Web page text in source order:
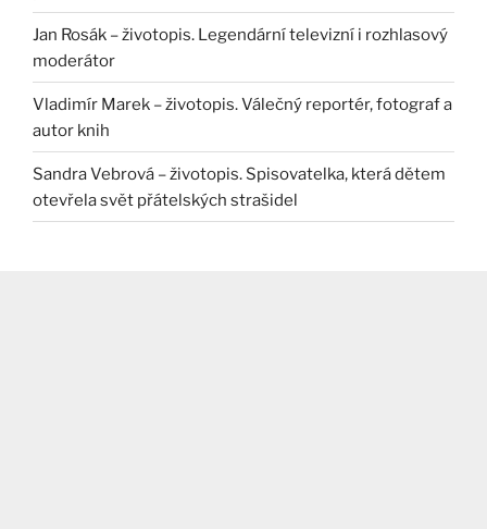
Jan Rosák – životopis. Legendární televizní i rozhlasový
moderátor
Vladimír Marek – životopis. Válečný reportér, fotograf a
autor knih
Sandra Vebrová – životopis. Spisovatelka, která dětem
otevřela svět přátelských strašidel